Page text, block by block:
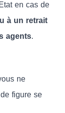
en cas de
à un retrait
agents.
ne
figure se